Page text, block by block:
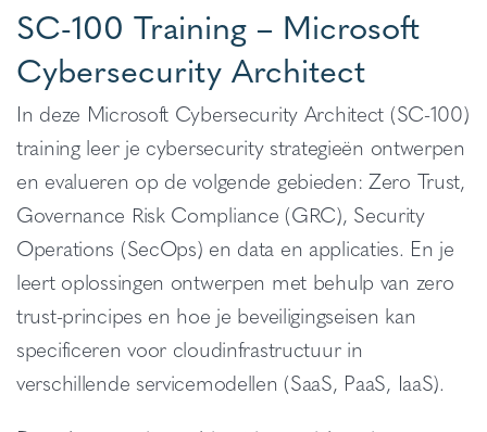
SC-100 Training – Microsoft
Cybersecurity Architect
In deze Microsoft Cybersecurity Architect (SC-100)
training leer je cybersecurity strategieën ontwerpen
en evalueren op de volgende gebieden: Zero Trust,
Governance Risk Compliance (GRC), Security
Operations (SecOps) en data en applicaties. En je
leert oplossingen ontwerpen met behulp van zero
trust-principes en hoe je beveiligingseisen kan
specificeren voor cloudinfrastructuur in
verschillende servicemodellen (SaaS, PaaS, IaaS).